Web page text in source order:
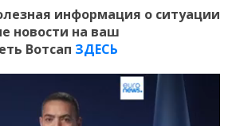
информация о ситуации
новости на ваш
Вотсап ЗДЕСЬ